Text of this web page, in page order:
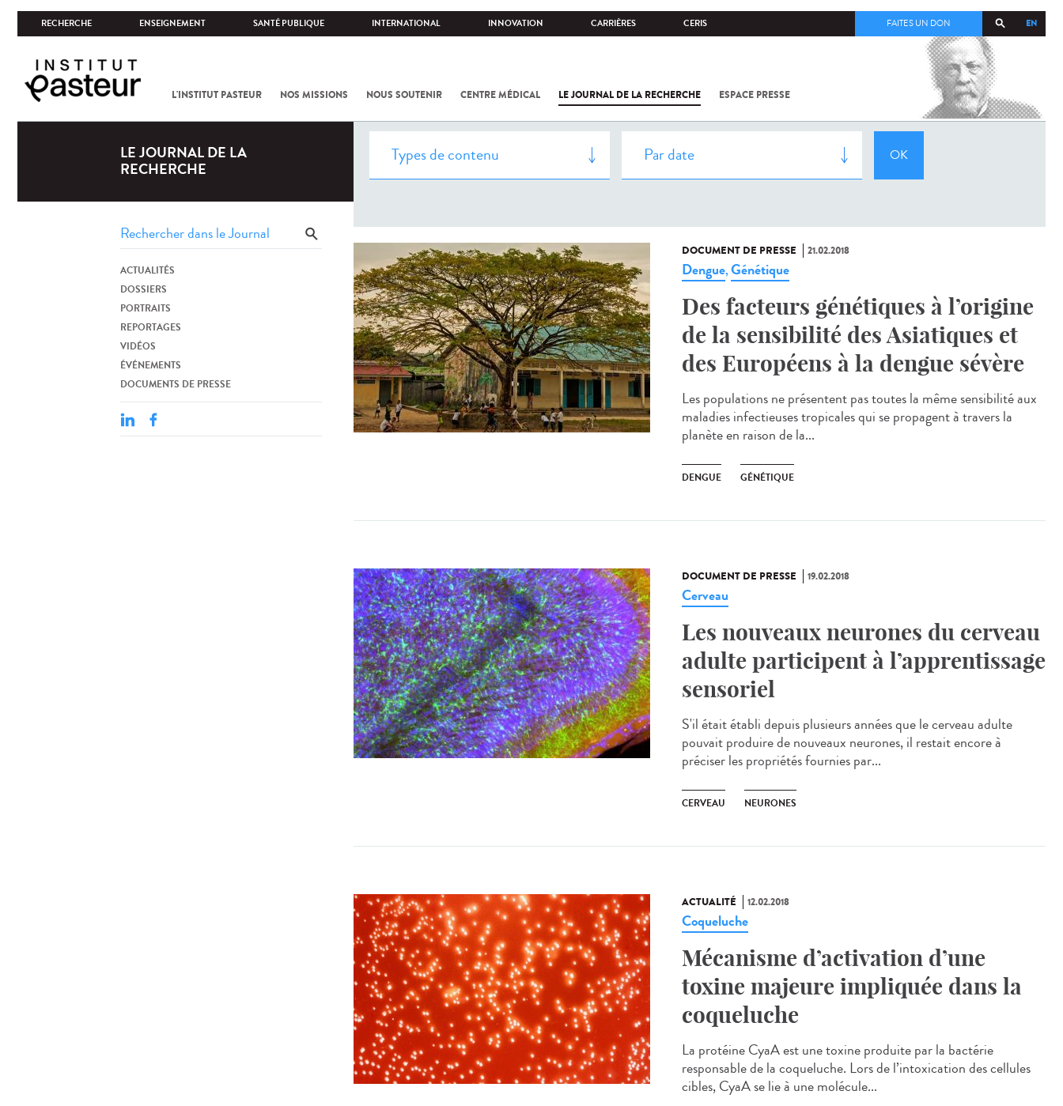
RECHERCHE ENSEIGNEMENT SANTÉ PUBLIQUE INTERNATIONAL INNOVATION CARRIÈRES CERIS EN
FAITES UN DON
L'INSTITUT PASTEUR NOS MISSIONS NOUS SOUTENIR CENTRE MÉDICAL LE JOURNAL DE LA RECHERCHE ESPACE PRESSE
COV-2 /
L'INSTITUT
PASTEUR
LE JOURNAL DE LA
RECHERCHE
ACTUALITÉS
DOSSIERS
PORTRAITS
REPORTAGES
VIDÉOS
ÉVÉNEMENTS
DOCUMENTS DE PRESSE
DOCUMENT DE PRESSE 21.02.2018
Dengue,Génétique
Des facteurs génétiques à l’origine
de la sensibilité des Asiatiques et
des Européens à la dengue sévère
Les populations ne présentent pas toutes la même sensibilité aux
maladies infectieuses tropicales qui se propagent à travers la
planète en raison de la...
DENGUE GÉNÉTIQUE
DOCUMENT DE PRESSE 19.02.2018
Cerveau
Les nouveaux neurones du cerveau
adulte participent à l’apprentissage
sensoriel
S'il était établi depuis plusieurs années que le cerveau adulte
pouvait produire de nouveaux neurones, il restait encore à
préciser les propriétés fournies par...
CERVEAU NEURONES
ACTUALITÉ 12.02.2018
Coqueluche
Mécanisme d’activation d’une
toxine majeure impliquée dans la
coqueluche
La protéine CyaA est une toxine produite par la bactérie
responsable de la coqueluche. Lors de l’intoxication des cellules
cibles, CyaA se lie à une molécule...